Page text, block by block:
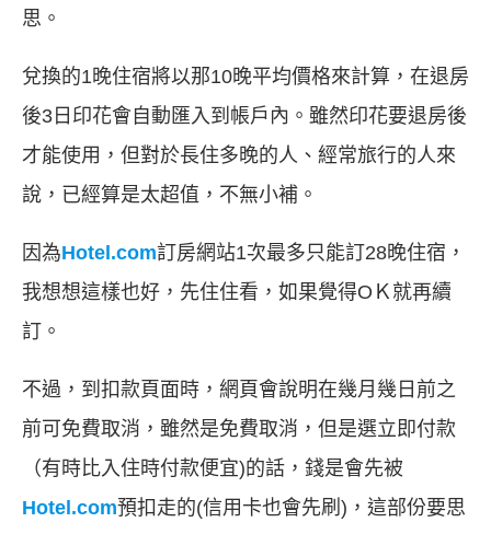
思。
兌換的1晚住宿將以那10晚平均價格來計算，在退房
後3日印花會自動匯入到帳戶內。雖然印花要退房後
才能使用，但對於長住多晚的人、經常旅行的人來
說，已經算是太超值，不無小補。
因為Hotel.com訂房網站1次最多只能訂28晚住宿，
我想想這樣也好，先住住看，如果覺得OＫ就再續
訂。
不過，到扣款頁面時，網頁會說明在幾月幾日前之
前可免費取消，雖然是免費取消，但是選立即付款
（有時比入住時付款便宜)的話，錢是會先被
Hotel.com預扣走的(信用卡也會先刷)，這部份要思